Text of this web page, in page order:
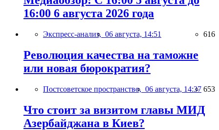
16:00 6 августа 2026 года
Экспресс-анализ, 06 августа, 14:51 616
Революция качества на таможне
или новая бюрократия?
Постсоветское пространство, 06 августа, 14:37 653
Что стоит за визитом главы МИД
Азербайджана в Киев?